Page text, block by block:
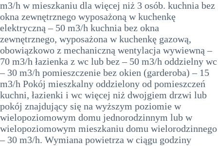
m3/h w mieszkaniu dla więcej niż 3 osób. kuchnia bez
okna zewnętrznego wyposażoną w kuchenkę
elektryczną – 50 m3/h kuchnia bez okna
zewnętrznego, wyposażona w kuchenkę gazową,
obowiązkowo z mechaniczną wentylacja wywiewną –
70 m3/h łazienka z wc lub bez – 50 m3/h oddzielny wc
– 30 m3/h pomieszczenie bez okien (garderoba) – 15
m3/h Pokój mieszkalny oddzielony od pomieszczeń
kuchni, łazienki i wc więcej niż dwojgiem drzwi lub
pokój znajdujący się na wyższym poziomie w
wielopoziomowym domu jednorodzinnym lub w
wielopoziomowym mieszkaniu domu wielorodzinnego
– 30 m3/h. Wymiana powietrza w ciągu godziny